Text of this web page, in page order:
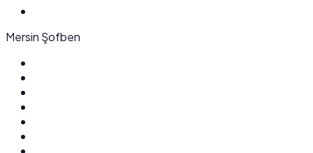
Mersin Şofben